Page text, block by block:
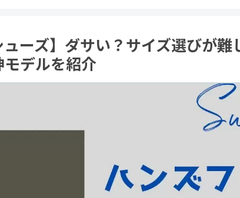
ューズ】ダサい？サイズ選びが
デルを紹介